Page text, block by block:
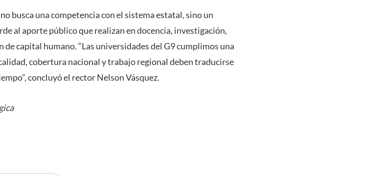
busca una competencia con el sistema estatal, sino un
al aporte público que realizan en docencia, investigación,
capital humano. “Las universidades del G9 cumplimos una
cobertura nacional y trabajo regional deben traducirse
concluyó el rector Nelson Vásquez.